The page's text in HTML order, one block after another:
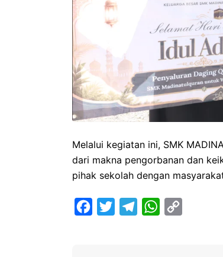
Melalui kegiatan ini, SMK
dari makna pengorbanan dan
pihak sekolah dengan
W